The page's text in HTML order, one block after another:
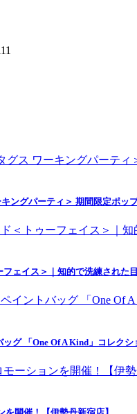
ングパーティ＞ 期間限定ポッ
ェイス＞｜知的で洗練された
グ 「One Of A Kind」コレク